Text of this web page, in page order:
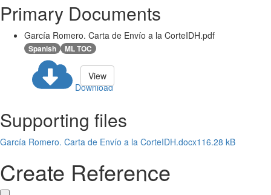
Primary Documents
García Romero. Carta de Envío a la CorteIDH.pdf
Spanish ML TOC
Download
View
Supporting files
García Romero. Carta de Envío a la CorteIDH.docx116.28 kB
Create Reference